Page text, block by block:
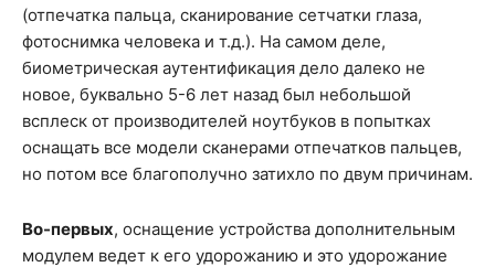
(отпечатка пальца, сканирование сетчатки глаза,
фотоснимка человека и т.д.). На самом деле,
биометрическая аутентификация дело далеко не
новое, буквально 5-6 лет назад был небольшой
всплеск от производителей ноутбуков в попытках
оснащать все модели сканерами отпечатков пальцев,
но потом все благополучно затихло по двум причинам.
Во-первых, оснащение устройства дополнительным
модулем ведет к его удорожанию и это удорожание